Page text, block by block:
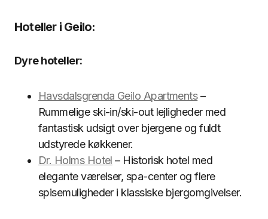
Hoteller i Geilo:
Dyre hoteller:
Havsdalsgrenda Geilo Apartments–
Rummelige ski-in/ski-out lejligheder med
fantastisk udsigt over bjergene og fuldt
udstyrede køkkener.
Dr. Holms Hotel – Historisk hotel med
elegante værelser, spa-center og flere
spisemuligheder i klassiske bjergomgivelser.